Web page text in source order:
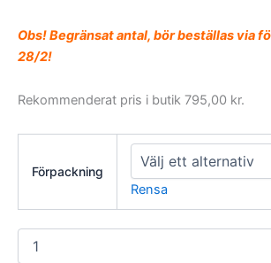
till
Obs! Begränsat antal, bör beställas via
28/2!
Rekommenderat pris i butik 795,00 kr.
Förpackning
Rensa
VDE
Husets